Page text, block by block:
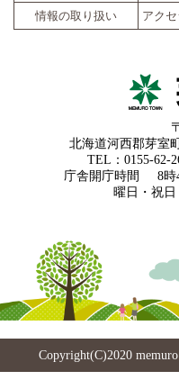
情報の取り扱い
アク
北海道河西郡芽室
TEL：0155-62-
庁舎開庁時間
8時
曜日・祝日
Copyright(C)2020